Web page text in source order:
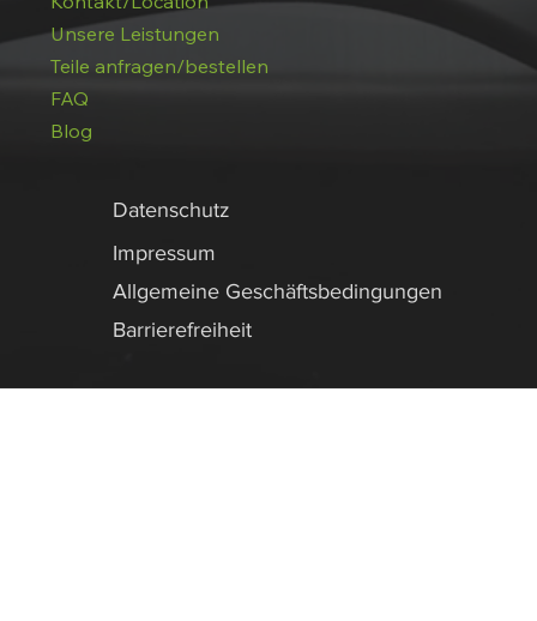
Datenschutz
Impressum
Allgemeine Geschäftsbedingungen
Barrierefreiheit
Unsere Leistungen
Teile anfragen/bestellen
FAQ
Blog